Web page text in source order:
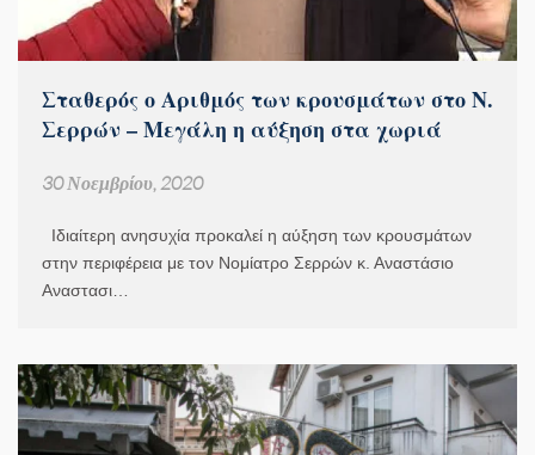
Σταθερός ο Αριθμός των κρουσμάτων στο Ν.
Σερρών – Μεγάλη η αύξηση στα χωριά
30 Νοεμβρίου, 2020
Ιδιαίτερη ανησυχία προκαλεί η αύξηση των κρουσμάτων
στην περιφέρεια με τον Νομίατρο Σερρών κ. Αναστάσιο
Αναστασι…